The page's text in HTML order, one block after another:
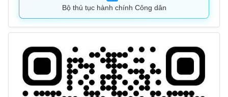
Bộ thủ tục hành chính Công dân